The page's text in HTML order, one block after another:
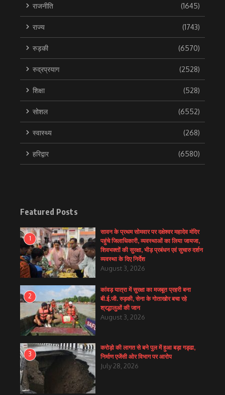
राजनीति (1645)
राज्य (1743)
रुड़की (6570)
रुद्रप्रयाग (2528)
शिक्षा (528)
सोशल (6552)
स्वास्थ्य (268)
हरिद्वार (6580)
Featured Posts
1
सावन के प्रथम सोमवार पर दक्षेश्वर महादेव मंदिर
पहुंचे जिलाधिकारी, व्यवस्थाओं का लिया जायजा,
शिवभक्तों की सुरक्षा, भीड़ प्रबंधन एवं सुचारु दर्शन
व्यवस्था के दिए निर्देश
August 3, 2026
2
कांवड़ यात्रा में सुरक्षा का मजबूत प्रहरी बना
बी.ई.जी. रुड़की, सेना के गोताखोर बचा रहे
श्रद्धालुओं की जान
August 3, 2026
3
करोड़ो की लागत से बने पुल में हुआ बड़ा गड्ढा,
निर्माण एजेंसी ओर विभाग पर आरोप
July 28, 2026